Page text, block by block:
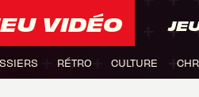
VIDÉO
RÉTRO CULTURE